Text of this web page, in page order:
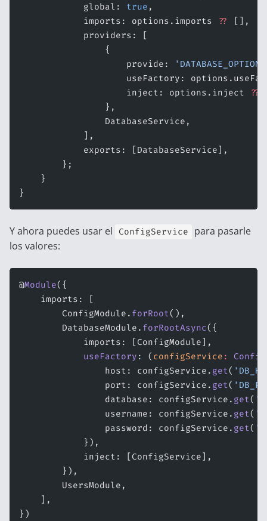
            global:
true ,
            imports: options.imports
??
[],
            providers: [
                {
                    provide:
useFactory:
                    inject: options.inject
??
                },
                DatabaseService,
            ],
            exports: [DatabaseService],
        };
    }
}
Y ahora puedes usar el ConfigService
para pasarle
los valores:
@Module({
    imports: [
        ConfigModule.
forRoot(),
        DatabaseModule.
forRootAsync({
            imports: [ConfigModule],
            useFactory
: ( configService :
                host: configService.
get(
                port: configService.
get(
                database: configService.
get(
                username: configService.
get(
                password: configService.
get(
            }),
            inject: [ConfigService],
        }),
        UsersModule,
    ],
})